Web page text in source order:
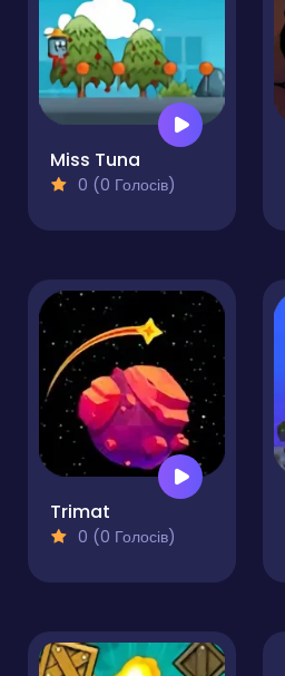
Miss Tuna
0 (0 Голосів)
Trimat
0 (0 Голосів)